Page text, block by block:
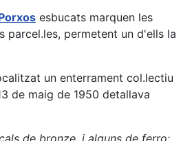
esbucats marquen les
parcel.les, permetent un d'ells la
un enterrament col.lectiu
de maig de 1950 detallava
de bronze, i alguns de ferro;